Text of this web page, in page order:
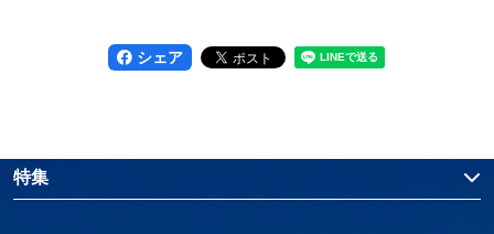
シェア
特集